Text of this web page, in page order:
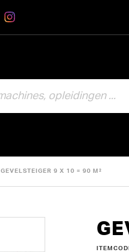
GEVELSTEIGER 9 X 10 = 90 M²